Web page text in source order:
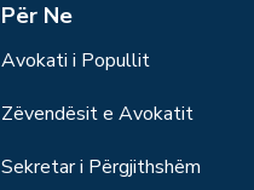
Për Ne
Avokati i Popullit
Zëvendësit e Avokatit
Sekretar i Përgjithshëm